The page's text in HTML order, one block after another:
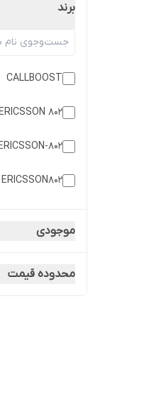
برند
CALLBOOST
802
802
ERICSSON802
Kathrein
موجودی
محدوده قیمت